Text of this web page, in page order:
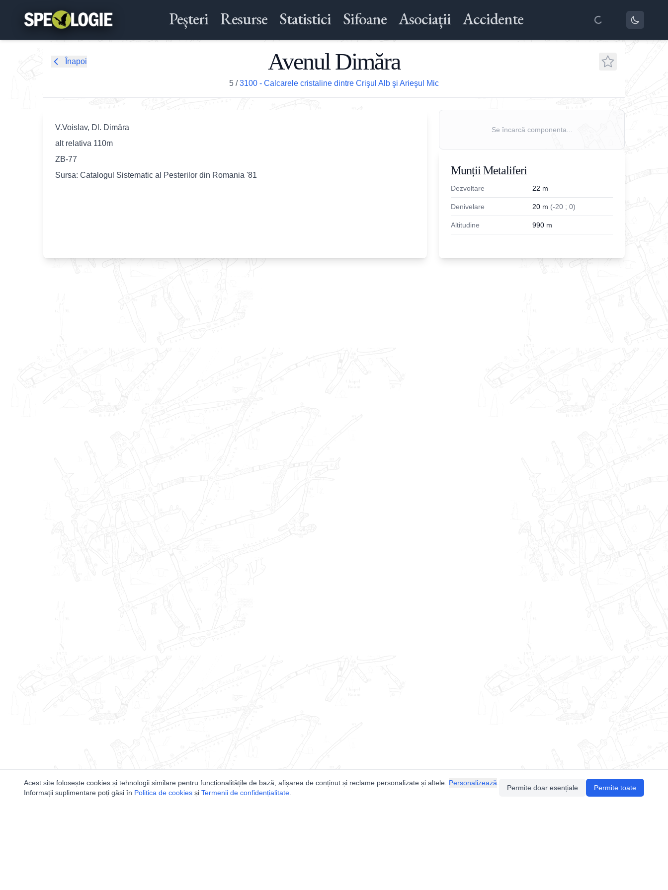
Peșteri Resurse Statistici Sifoane Asociații Accidente
Înapoi Avenul Dimăra
5 /3100 - Calcarele cristaline dintre Crişul Alb şi Arieşul Mic
V.Voislav, Dl. Dimăra
alt relativa 110m
ZB-77
Sursa: Catalogul Sistematic al Pesterilor din Romania '81
Se încarcă componenta...
Munții Metaliferi
Dezvoltare 22 m
Denivelare 20 m (-20 ; 0)
Altitudine 990 m
Acest site folosește cookies și tehnologii similare pentru funcționalitățile de bază, afișarea de conținut și reclame personalizate și altele. Personalizează
Informații suplimentare poți găsi în Politica de cookies și Termenii de confidențialitate
Permite doar esențiale Permite toate